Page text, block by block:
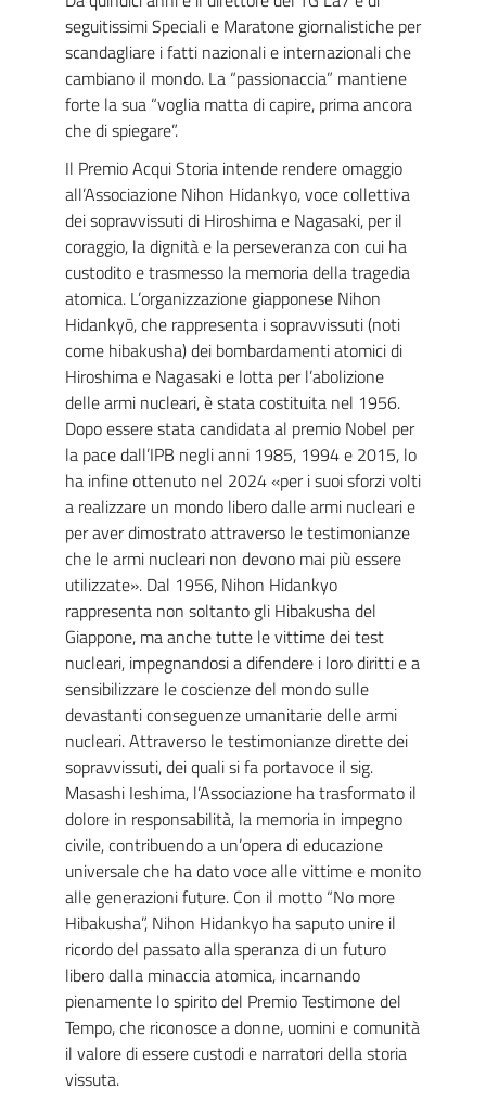
seguitissimi Speciali e Maratone giornalistiche per
scandagliare i fatti nazionali e internazionali che
cambiano il mondo. La “passionaccia” mantiene
forte la sua “voglia matta di capire, prima ancora
che di spiegare”.
Il Premio Acqui Storia intende rendere omaggio
all’Associazione Nihon Hidankyo, voce collettiva
dei sopravvissuti di Hiroshima e Nagasaki, per il
coraggio, la dignità e la perseveranza con cui ha
custodito e trasmesso la memoria della tragedia
atomica. L’organizzazione giapponese Nihon
Hidankyō, che rappresenta i sopravvissuti (noti
come hibakusha) dei bombardamenti atomici di
Hiroshima e Nagasaki e lotta per l’abolizione
delle armi nucleari, è stata costituita nel 1956.
Dopo essere stata candidata al premio Nobel per
la pace dall’IPB negli anni 1985, 1994 e 2015, lo
ha infine ottenuto nel 2024 «per i suoi sforzi volti
a realizzare un mondo libero dalle armi nucleari e
per aver dimostrato attraverso le testimonianze
che le armi nucleari non devono mai più essere
utilizzate». Dal 1956, Nihon Hidankyo
rappresenta non soltanto gli Hibakusha del
Giappone, ma anche tutte le vittime dei test
nucleari, impegnandosi a difendere i loro diritti e a
sensibilizzare le coscienze del mondo sulle
devastanti conseguenze umanitarie delle armi
nucleari. Attraverso le testimonianze dirette dei
sopravvissuti, dei quali si fa portavoce il sig.
Masashi Ieshima, l’Associazione ha trasformato il
dolore in responsabilità, la memoria in impegno
civile, contribuendo a un’opera di educazione
universale che ha dato voce alle vittime e monito
alle generazioni future. Con il motto “No more
Hibakusha”, Nihon Hidankyo ha saputo unire il
ricordo del passato alla speranza di un futuro
libero dalla minaccia atomica, incarnando
pienamente lo spirito del Premio Testimone del
Tempo, che riconosce a donne, uomini e comunità
il valore di essere custodi e narratori della storia
vissuta.